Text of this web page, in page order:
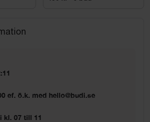
ef. ö.k. med hello@budi.se
kl. 07 till 11